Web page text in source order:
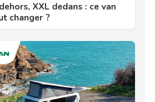
XXL dedans : ce van
changer ?